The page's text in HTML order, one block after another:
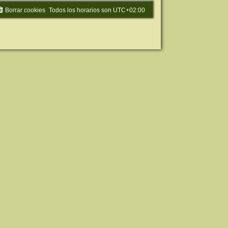
Todos los horarios son UTC+02:00
Borrar cookies